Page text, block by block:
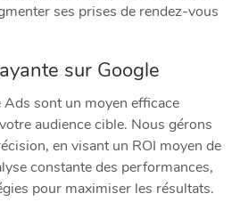
ses prises de rendez-vous
sur Google
sont un moyen efficace
audience cible. Nous gérons
en visant un ROI moyen de
constante des performances,
pour maximiser les résultats.